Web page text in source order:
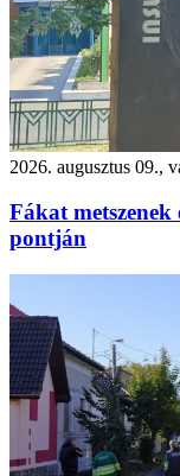
2026. augusztus 09.,
Fákat
pontján